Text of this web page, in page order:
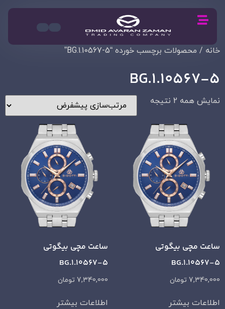
خانه / محصولات برچسب خورده “BG.1.10567-5”
BG.1.10567-5
نمایش همه 2 نتیجه
ساعت مچی بیگوتی
BG.1.10567-5
7,340,000 تومان
اطلاعات بیشتر
ساعت مچی بیگوتی
BG.1.10567-5
7,340,000 تومان
اطلاعات بیشتر